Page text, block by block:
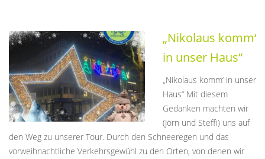
„Nikolaus komm‘
in unser Haus“
„Nikolaus komm‘ in unser
Haus“ Mit diesem
Gedanken machten wir
(Jörn und Steffi) uns auf
den Weg zu unserer Tour. Durch den Schneeregen und das
vorweihnachtliche Verkehrsgewühl zu den Orten, von denen wir